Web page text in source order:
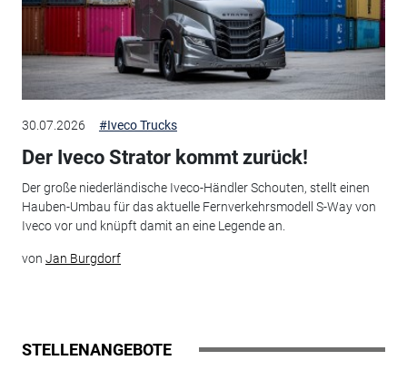
30.07.2026 #Iveco Trucks
Der Iveco Strator kommt zurück!
Der große niederländische Iveco-Händler Schouten, stellt einen
Hauben-Umbau für das aktuelle Fernverkehrsmodell S-Way von
Iveco vor und knüpft damit an eine Legende an.
von Jan Burgdorf
STELLENANGEBOTE